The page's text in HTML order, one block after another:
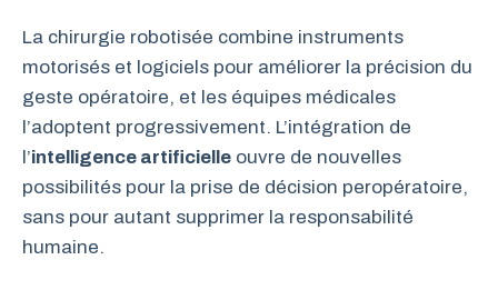
La chirurgie robotisée combine instruments
motorisés et logiciels pour améliorer la précision du
geste opératoire, et les équipes médicales
l’adoptent progressivement. L’intégration de
l’intelligence artificielle ouvre de nouvelles
possibilités pour la prise de décision peropératoire,
sans pour autant supprimer la responsabilité
humaine.